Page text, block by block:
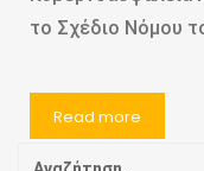
το Σχέδιο Νόμου
Read more